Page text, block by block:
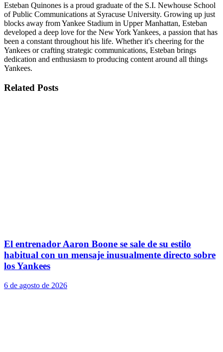
Esteban Quinones is a proud graduate of the S.I. Newhouse School
of Public Communications at Syracuse University. Growing up just
blocks away from Yankee Stadium in Upper Manhattan, Esteban
developed a deep love for the New York Yankees, a passion that has
been a constant throughout his life. Whether it's cheering for the
Yankees or crafting strategic communications, Esteban brings
dedication and enthusiasm to producing content around all things
Yankees.
Related Posts
El entrenador Aaron Boone se sale de su estilo
habitual con un mensaje inusualmente directo sobre
los Yankees
6 de agosto de 2026